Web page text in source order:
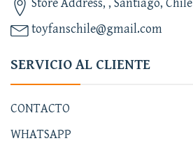
Store Address, , Santiago, Chile
toyfanschile@gmail.com
SERVICIO AL CLIENTE
CONTACTO
WHATSAPP